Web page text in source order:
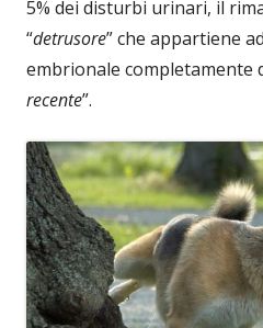
5% dei disturbi urinari, il
“detrusore” che appartiene
embrionale completamente
recente”.